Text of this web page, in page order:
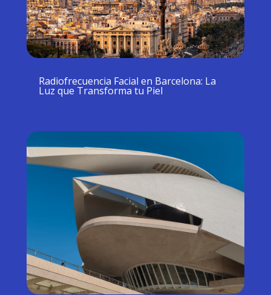
Radiofrecuencia Facial en Barcelona: La
Luz que Transforma tu Piel